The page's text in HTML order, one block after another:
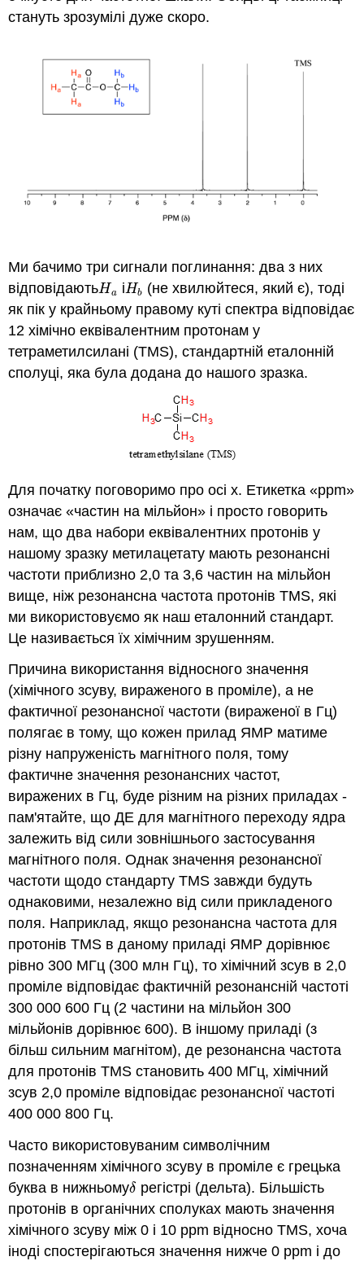
стануть зрозумілі дуже скоро.
Ми бачимо три сигнали поглинання: два з них
відповідаютьHa
Ha іHb
Hb (не хвилюйтеся, який є), тоді
як пік у крайньому правому куті спектра відповідає
12 хімічно еквівалентним протонам у
тетраметилсилані (TMS), стандартній еталонній
сполуці, яка була додана до нашого зразка.
Для початку поговоримо про осі х. Етикетка «ppm»
означає «частин на мільйон» і просто говорить
нам, що два набори еквівалентних протонів у
нашому зразку метилацетату мають резонансні
частоти приблизно 2,0 та 3,6 частин на мільйон
вище, ніж резонансна частота протонів TMS, які
ми використовуємо як наш еталонний стандарт.
Це називається їх хімічним зрушенням.
Причина використання відносного значення
(хімічного зсуву, вираженого в проміле), а не
фактичної резонансної частоти (вираженої в Гц)
полягає в тому, що кожен прилад ЯМР матиме
різну напруженість магнітного поля, тому
фактичне значення резонансних частот,
виражених в Гц, буде різним на різних приладах -
пам'ятайте, що ДЕ для магнітного переходу ядра
залежить від сили зовнішнього застосування
магнітного поля. Однак значення резонансної
частоти щодо стандарту TMS завжди будуть
однаковими, незалежно від сили прикладеного
поля. Наприклад, якщо резонансна частота для
протонів TMS в даному приладі ЯМР дорівнює
рівно 300 МГц (300 млн Гц), то хімічний зсув в 2,0
проміле відповідає фактичній резонансній частоті
300 000 600 Гц (2 частини на мільйон 300
мільйонів дорівнює 600). В іншому приладі (з
більш сильним магнітом), де резонансна частота
для протонів TMS становить 400 МГц, хімічний
зсув 2,0 проміле відповідає резонансної частоті
400 000 800 Гц.
Часто використовуваним символічним
позначенням хімічного зсуву в проміле є грецька
буква в нижньомуδ
δ регістрі (дельта). Більшість
протонів в органічних сполуках мають значення
хімічного зсуву між 0 і 10 ppm відносно TMS, хоча
іноді спостерігаються значення нижче 0 ppm і до